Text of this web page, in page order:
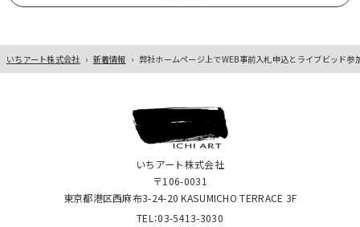
いちアート株式会社 › 新着情報 › 弊社ホームページ上でWEB事前入札申込とライブビッド
いちアート株式会社
〒106-0031
東京都港区西麻布3-24-20 KASUMICHO TERRACE 3F
TEL：03-5413-3030